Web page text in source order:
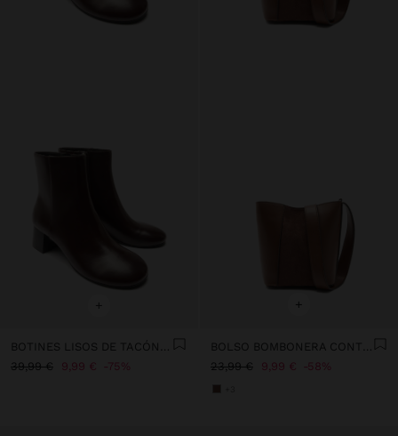
+
BOTINES LISOS DE TACÓN ANCHO
39,99 €
9,99 € 75%
+
BOLSO BOMBONERA CONTRASTE DE TEXTURAS
23,99 €
9,99 € 58%